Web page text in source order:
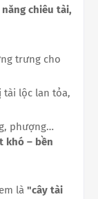
năng chiêu tài,
trưng cho
lộc lan tỏa,
phượng…
khó – bền
là "cây tài